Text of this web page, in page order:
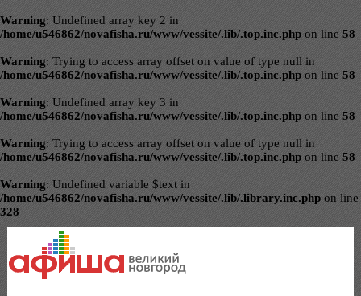
Warning: Undefined array key 2 in
/home/u546862/novafisha.ru/www/vessite/.lib/.top.inc.php on line 58
Warning: Trying to access array offset on value of type null in
/home/u546862/novafisha.ru/www/vessite/.lib/.top.inc.php on line 58
Warning: Undefined array key 3 in
/home/u546862/novafisha.ru/www/vessite/.lib/.top.inc.php on line 58
Warning: Trying to access array offset on value of type null in
/home/u546862/novafisha.ru/www/vessite/.lib/.top.inc.php on line 58
Warning: Undefined variable $text in
/home/u546862/novafisha.ru/www/vessite/.lib/.library.inc.php on line
328